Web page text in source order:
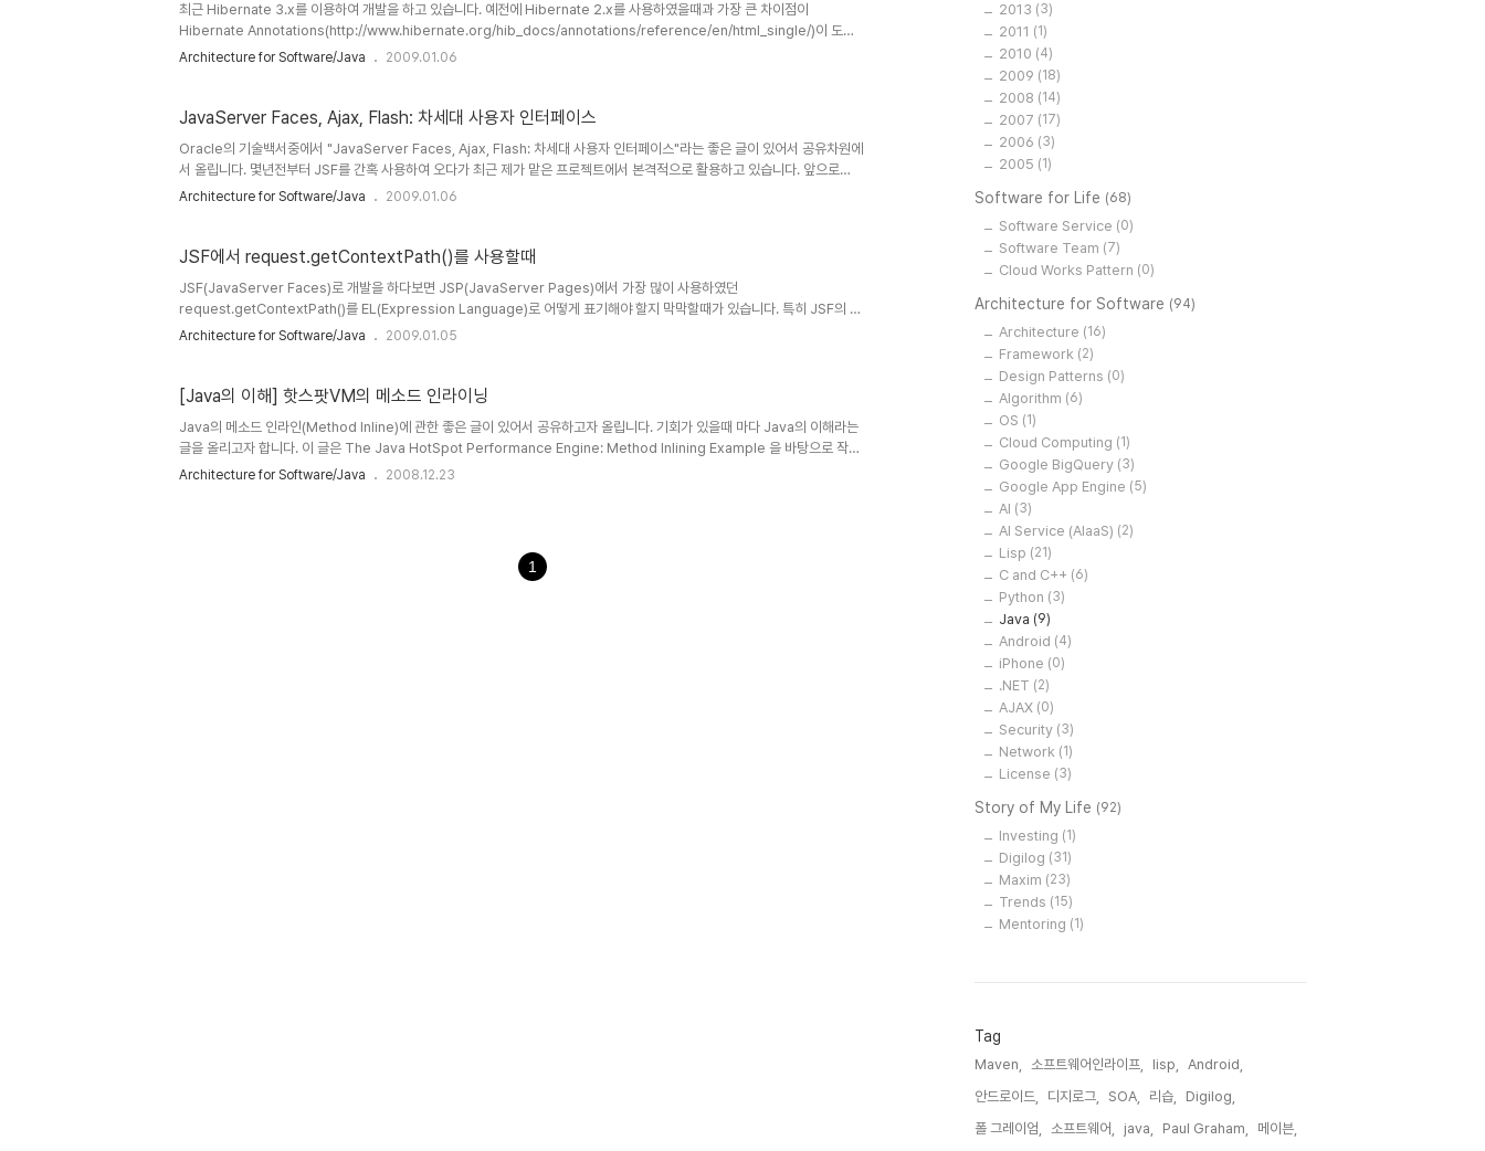
최근 Hibernate 3.x를 이용하여 개발을 하고 있습니다. 예전에 Hibernate 2.x를 사용하였을때과 가장 큰 차이점이
Hibernate Annotations(http://www.hibernate.org/hib_docs/annotations/reference/en/html_single/)이 도입
되었다는 점입니다. 아~ 정말 편리해졌습니다. hbm.xml을 손수 고칠때와는 완전히 다르더군요 ;-) Hibernate 3.x에서
Architecture for Software/Java 2009.01.06
JavaServer Faces, Ajax, Flash: 차세대 사용자 인터페이스
Oracle의 기술백서중에서 "JavaServer Faces, Ajax, Flash: 차세대 사용자 인터페이스"라는 좋은 글이 있어서 공유차원에
서 올립니다. 몇년전부터 JSF를 간혹 사용하여 오다가 최근 제가 맡은 프로젝트에서 본격적으로 활용하고 있습니다. 앞으로
JSF에 대한 좋은 글들을 올리겠습니다. 그럼 우선 Oracle의 문서부터 한번 살펴보시죠 :-)
Architecture for Software/Java 2009.01.06
JSF에서 request.getContextPath()를 사용할때
JSF(JavaServer Faces)로 개발을 하다보면 JSP(JavaServer Pages)에서 가장 많이 사용하였던
request.getContextPath()를 EL(Expression Language)로 어떻게 표기해야 할지 막막할때가 있습니다. 특히 JSF의 경
우 EL을 바탕으로 UI 관련 개발을 하기 때문에 EL에 익숙하지 않으신 분들의 경우 더더욱 그렇습니다. 가장 많이 사용되는 EL 중
SessionMap이나 R..
Architecture for Software/Java 2009.01.05
[Java의 이해] 핫스팟VM의 메소드 인라이닝
Java의 메소드 인라인(Method Inline)에 관한 좋은 글이 있어서 공유하고자 올립니다. 기회가 있을때 마다 Java의 이해라는
글을 올리고자 합니다. 이 글은 The Java HotSpot Performance Engine: Method Inlining Example 을 바탕으로 작성
하였습니다. Java에서는 성능 향상을 위하여 Java HotSpot Engine(VM)이 다음과 같은 경우 메소드 인라이닝(Method
Architecture for Software/Java 2008.12.23
1
2013 (3)
2011 (1)
2010 (4)
2009 (18)
2008 (14)
2007 (17)
2006 (3)
2005 (1)
Software for Life (68)
Software Service (0)
Software Team (7)
Cloud Works Pattern (0)
Architecture for Software (94)
Architecture (16)
Framework (2)
Design Patterns (0)
Algorithm (6)
OS (1)
Cloud Computing (1)
Google BigQuery (3)
Google App Engine (5)
AI (3)
AI Service (AIaaS) (2)
Lisp (21)
C and C++ (6)
Python (3)
Java (9)
Android (4)
iPhone (0)
.NET (2)
AJAX (0)
Security (3)
Network (1)
License (3)
Story of My Life (92)
Investing (1)
Digilog (31)
Maxim (23)
Trends (15)
Mentoring (1)
Tag
Maven, 소프트웨어인라이프, lisp,
Android,
안드로이드,
디지로그, SOA, 리습,
Digilog,
폴 그레이엄,
소프트웨어, java, Paul Graham,
메이븐,